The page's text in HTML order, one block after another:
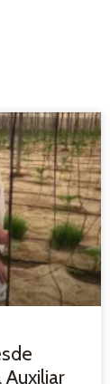
Auxiliar